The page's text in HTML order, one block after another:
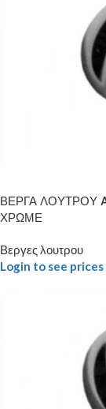
ΒΕΡΓΑ ΛΟΥΤΡΟΥ
ΧΡΩΜΕ
Βεργες λουτρου
Login to see prices